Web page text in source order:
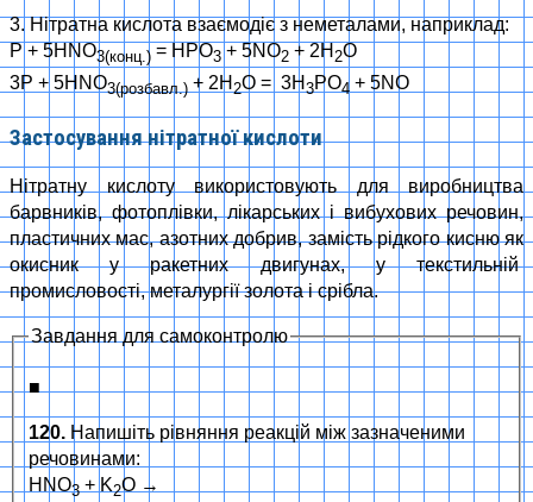
3. Нітратна кислота взаємодіє з неметалами, наприклад:
Р + 5HNO3(конц.) = НРО3 + 5NO2 + 2H 2O
3Р + 5HNO3(розбавл.) + 2H 2O = 3Н 3РО4 + 5NO
Застосування нітратної кислоти
Нітратну кислоту використовують для виробництва
барвників, фотоплівки, лікарських і вибухових речовин,
пластичних мас, азотних добрив, замість рідкого кисню як
окисник у ракетних двигунах, у текстильній
промисловості, металургії золота і срібла.
Завдання для самоконтролю
■
120. Напишіть рівняння реакцій між зазначеними
речовинами:
HNO3 + K2O →